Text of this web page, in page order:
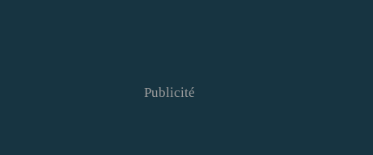
Publicité